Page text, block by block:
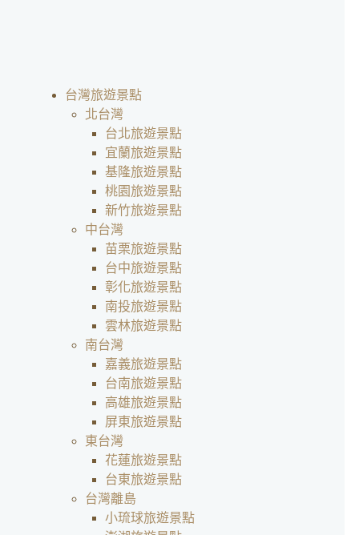
台灣旅遊景點
北台灣
台北旅遊景點
宜蘭旅遊景點
基隆旅遊景點
桃園旅遊景點
新竹旅遊景點
中台灣
苗栗旅遊景點
台中旅遊景點
彰化旅遊景點
南投旅遊景點
雲林旅遊景點
南台灣
嘉義旅遊景點
台南旅遊景點
高雄旅遊景點
屏東旅遊景點
東台灣
花蓮旅遊景點
台東旅遊景點
台灣離島
小琉球旅遊景點